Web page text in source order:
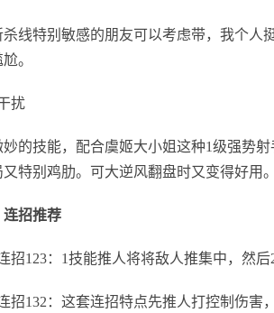
特别敏感的朋友可以考虑带，我个人
。
扰
技能，配合虞姬大小姐这种1级强势射
又特别鸡肋。可大逆风翻盘时又变得好用
连招推荐
123：1技能推人将将敌人推集中，然后
132：这套连招特点先推人打控制伤害，